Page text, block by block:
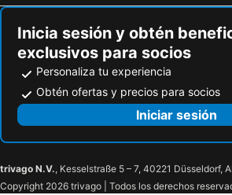
Inicia sesión y obtén
exclusivos para socios
Personaliza tu experiencia
Obtén ofertas y precios para socios
Iniciar sesión
trivago N.V., Kesselstraße 5 – 7, 40221 Düsseldorf,
Copyright 2026 trivago | Todos los derechos